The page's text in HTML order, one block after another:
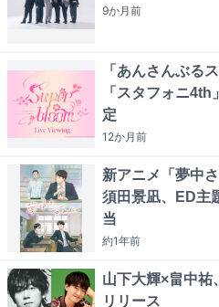
9か月前
「あんさんぶる
「スタフォニ
定
12か月前
新アニメ「夢中
須田景凪、ED主
当
約1年前
山下大輝×畠中祐
リリース